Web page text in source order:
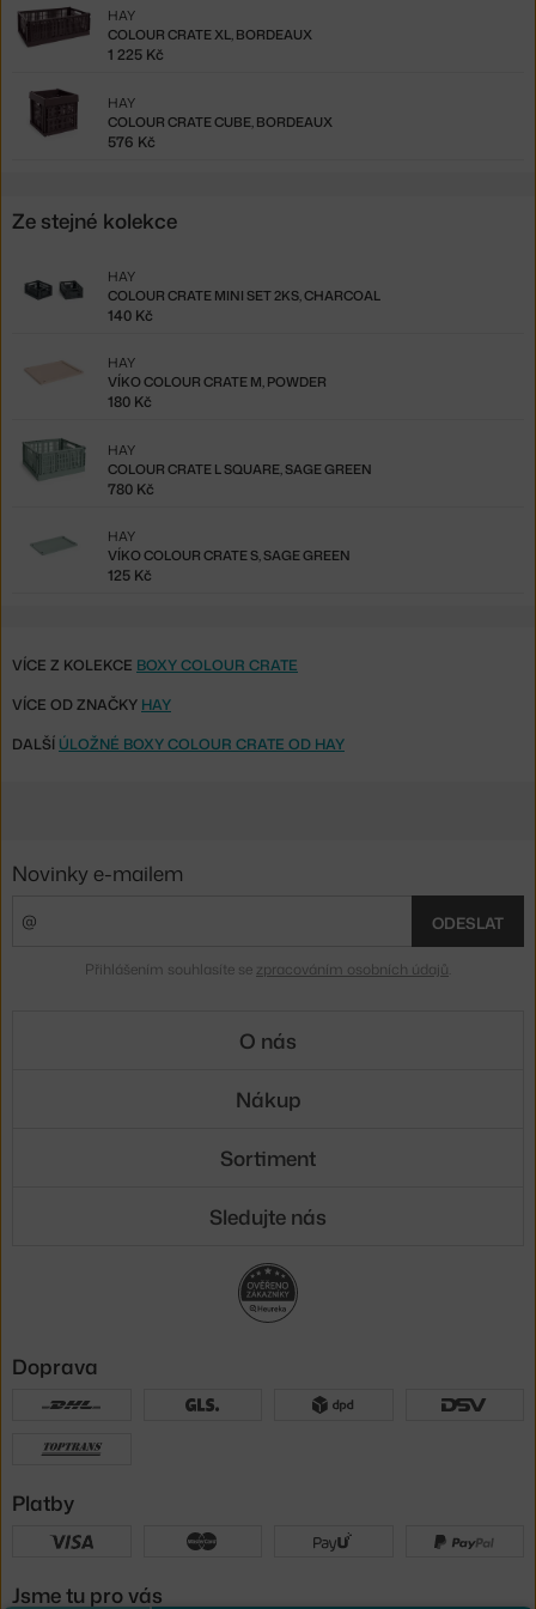
COLOUR CRATE XL, BORDEAUX
HAY
1 225 Kč
COLOUR CRATE CUBE, BORDEAUX
HAY
576 Kč
Ze stejné kolekce
COLOUR CRATE MINI SET 2KS, CHARCOAL
HAY
140 Kč
VÍKO COLOUR CRATE M, POWDER
HAY
180 Kč
COLOUR CRATE L SQUARE, SAGE GREEN
HAY
780 Kč
VÍKO COLOUR CRATE S, SAGE GREEN
HAY
125 Kč
VÍCE Z KOLEKCE BOXY COLOUR CRATE
VÍCE OD ZNAČKY HAY
DALŠÍ ÚLOŽNÉ BOXY COLOUR CRATE OD HAY
Novinky e-mailem
ODESLAT
Přihlášením souhlasíte se zpracováním osobních údajů
O nás
Nákup
Sortiment
Sledujte nás
Doprava
Platby
Jsme tu pro vás